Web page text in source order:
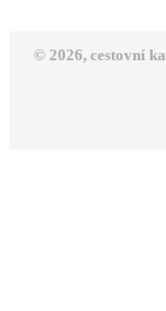
© 2026, cestovní